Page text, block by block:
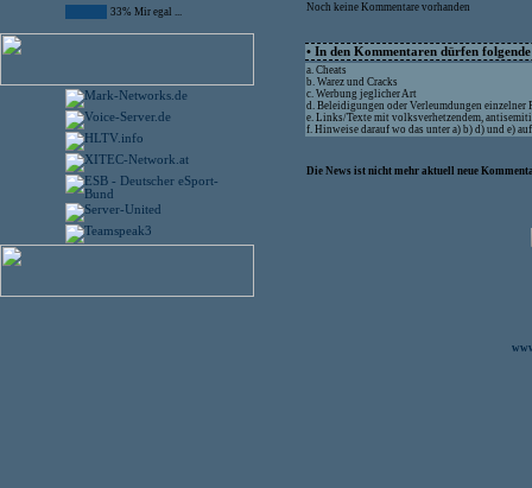
33% Mir egal ... Noch keine Kommentare vorhanden
• In den Kommentaren dürfen
a. Cheats
b. Warez und Cracks
c. Werbung jeglicher Art
d. Beleidigungen oder Verleumdungen einzelner
e. Links/Texte mit volksverhetzendem,
f. Hinweise darauf wo das unter a) b) d) und e)
Die News ist nicht mehr aktuell neue